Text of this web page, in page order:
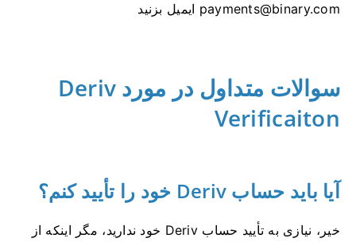
payments@binary.com ایمیل بزنید
سوالات متداول در مورد Deriv
Verificaiton
آیا باید حساب Deriv خود را تأیید کنم؟
خیر، نیازی به تأیید حساب Deriv خود ندارید، مگر اینکه از